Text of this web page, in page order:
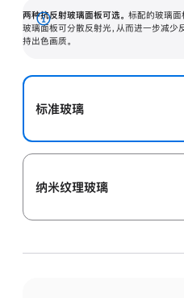
两种抗反射玻璃面板可选。 标配的玻璃面
玻璃面板可分散反射光，从而进一步减少
持出色画质。
展
开
标准玻璃
纳米纹理玻璃